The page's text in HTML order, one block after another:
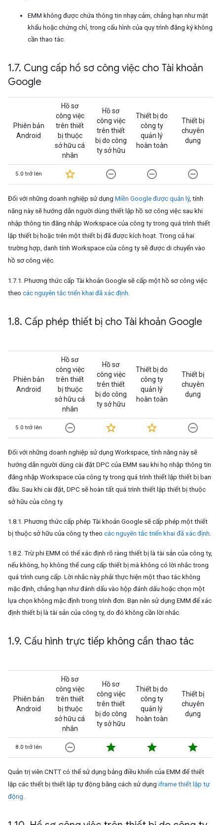
EMM không được chứa thông tin nhạy cảm, chẳng hạn như mật
khẩu hoặc chứng chỉ, trong cấu hình của quy trình đăng ký không
cần thao tác.
1.7. Cung cấp hồ sơ công việc cho Tài khoản
Google
Phiên bản
Android
Hồ sơ
công việc
trên thiết
bị thuộc
sở hữu cá
nhân
Hồ sơ
công việc
trên thiết
bị do công
ty sở hữu
Thiết bị do
công ty
quản lý
hoàn toàn
Thiết bị
chuyên
dụng
5.0 trở lên star_border remove_circle_outline remove_circle_outline remove_circle_outline
Đối với những doanh nghiệp sử dụng Miền Google được quản lý, tính
năng này sẽ hướng dẫn người dùng thiết lập hồ sơ công việc sau khi
nhập thông tin đăng nhập Workspace của công ty trong quá trình thiết
lập thiết bị hoặc trên một thiết bị đã được kích hoạt. Trong cả hai
trường hợp, danh tính Workspace của công ty sẽ được di chuyển vào
hồ sơ công việc.
1.7.1. Phương thức cấp Tài khoản Google sẽ cấp một hồ sơ công việc
theo các nguyên tắc triển khai đã xác định.
1.8. Cấp phép thiết bị cho Tài khoản Google
Phiên bản
Android
Hồ sơ
công việc
trên thiết
bị thuộc
sở hữu cá
nhân
Hồ sơ
công việc
trên thiết
bị do công
ty sở hữu
Thiết bị do
công ty
quản lý
hoàn toàn
Thiết bị
chuyên
dụng
5.0 trở lên remove_circle_outline star_border star_border remove_circle_outline
Đối với những doanh nghiệp sử dụng Workspace, tính năng này sẽ
hướng dẫn người dùng cài đặt DPC của EMM sau khi họ nhập thông tin
đăng nhập Workspace của công ty trong quá trình thiết lập thiết bị ban
đầu. Sau khi cài đặt, DPC sẽ hoàn tất quá trình thiết lập thiết bị thuộc
sở hữu của công ty.
1.8.1. Phương thức cấp phép Tài khoản Google sẽ cấp phép một thiết
bị thuộc sở hữu của công ty theo các nguyên tắc triển khai đã xác định.
1.8.2. Trừ phi EMM có thể xác định rõ ràng thiết bị là tài sản của công ty,
nếu không, họ không thể cung cấp thiết bị mà không có lời nhắc trong
quá trình cung cấp. Lời nhắc này phải thực hiện một thao tác không
mặc định, chẳng hạn như đánh dấu vào hộp đánh dấu hoặc chọn một
lựa chọn không mặc định trong trình đơn. Bạn nên sử dụng EMM để xác
định thiết bị là tài sản của công ty, do đó không cần lời nhắc.
1.9. Cấu hình trực tiếp không cần thao tác
Phiên bản
Android
Hồ sơ
công việc
trên thiết
bị thuộc
sở hữu cá
nhân
Hồ sơ
công việc
trên thiết
bị do công
ty sở hữu
Thiết bị do
công ty
quản lý
hoàn toàn
Thiết bị
chuyên
dụng
8.0 trở lên remove_circle_outline star star star
Quản trị viên CNTT có thể sử dụng bảng điều khiển của EMM để thiết
lập các thiết bị thiết lập tự động bằng cách sử dụng iframe thiết lập tự
động.